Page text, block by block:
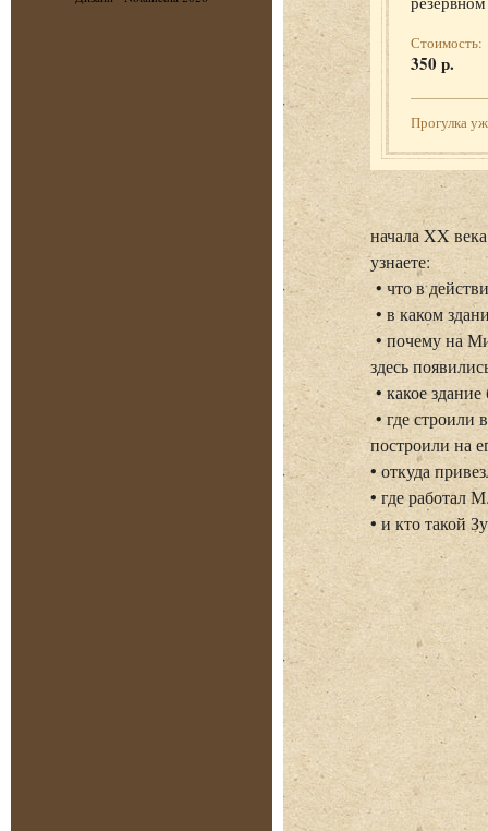
Стоимость:
350 р.
Прогулка
начала XX
узнаете:
• что в
• в каком
• почему на
здесь
• какое
• где строили
построили на
• откуда
• где работал
• и кто такой